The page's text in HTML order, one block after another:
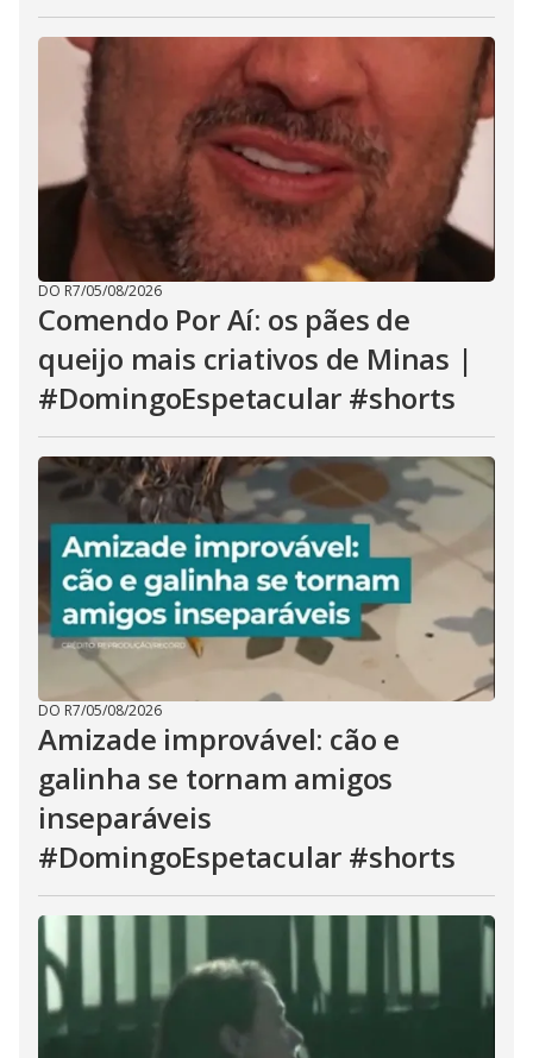
DO R7/05/08/2026
Comendo Por Aí: os pães de
queijo mais criativos de Minas |
#DomingoEspetacular #shorts
DO R7/05/08/2026
Amizade improvável: cão e
galinha se tornam amigos
inseparáveis
#DomingoEspetacular #shorts